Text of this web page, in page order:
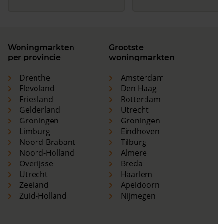
Woningmarkten
per provincie
Drenthe
Flevoland
Friesland
Gelderland
Groningen
Limburg
Noord-Brabant
Noord-Holland
Overijssel
Utrecht
Zeeland
Zuid-Holland
Grootste
woningmarkten
Amsterdam
Den Haag
Rotterdam
Utrecht
Groningen
Eindhoven
Tilburg
Almere
Breda
Haarlem
Apeldoorn
Nijmegen